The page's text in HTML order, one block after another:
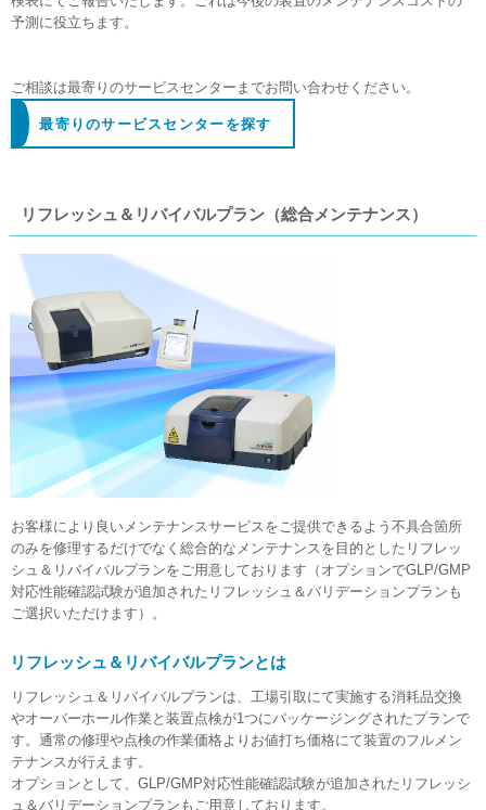
予測に役立ちます。
ご相談は最寄りのサービスセンターまでお問い合わせください。
最寄りのサービスセンターを探す
リフレッシュ＆リバイバルプラン（総合メンテナンス）
お客様により良いメンテナンスサービスをご提供できるよう不具合箇所
のみを修理するだけでなく総合的なメンテナンスを目的としたリフレッ
シュ＆リバイバルプランをご用意しております（オプションでGLP/GMP
対応性能確認試験が追加されたリフレッシュ＆バリデーションプランも
ご選択いただけます）。
リフレッシュ＆リバイバルプランとは
リフレッシュ＆リバイバルプランは、工場引取にて実施する消耗品交換
やオーバーホール作業と装置点検が1つにパッケージングされたプランで
す。通常の修理や点検の作業価格よりお値打ち価格にて装置のフルメン
テナンスが行えます。
オプションとして、GLP/GMP対応性能確認試験が追加されたリフレッシ
ュ＆バリデーションプランもご用意しております。